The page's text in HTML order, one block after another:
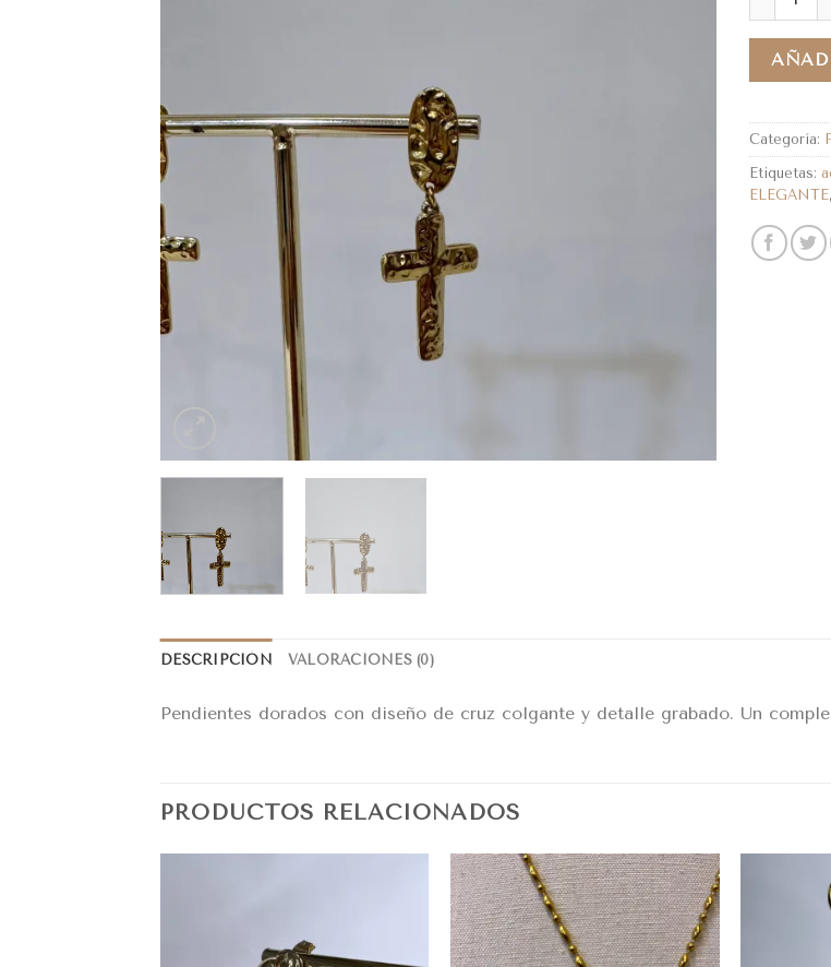
Categoría:
Etiquetas:
ELEGANTE,
DESCRIPCIÓN VALORACIONES (0)
Pendientes dorados con diseño de cruz colgante y detalle grabado. Un
PRODUCTOS RELACIONADOS